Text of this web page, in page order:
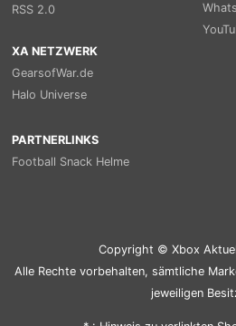
RSS 2.0
XA NETZWERK
GearsofWar.de
Halo Universe
PARTNERLINKS
Football Snack Helme
Copyright © Xbox
Alle Rechte vorbehalten, sämtliche
jeweiligen